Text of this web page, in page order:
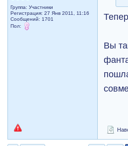
Группа: Участники
Регистрация: 27 Янв 2011, 11:16
Сообщений: 1701
Пол:
Вы